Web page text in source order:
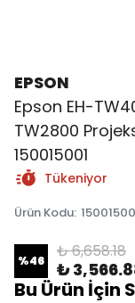
EPSON
Epson EH-
TW2800
150015001
Tükeniyor
Ürün Kodu:
%46 ₺ 6,658.18
₺
Bu Ürün İçin